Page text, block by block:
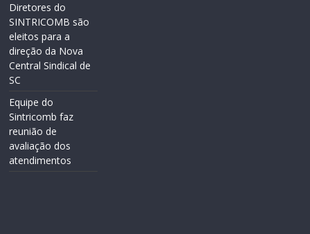
Diretores do
SINTRICOMB são
eleitos para a
direção da Nova
Central Sindical de
SC
Equipe do
Sintricomb faz
reunião de
avaliação dos
atendimentos